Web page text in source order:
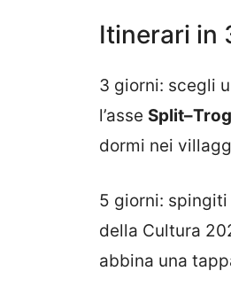
Itinerari in
3 giorni: scegli
l’asse
dormi nei
5 giorni: spingiti
della Cultura
abbina una